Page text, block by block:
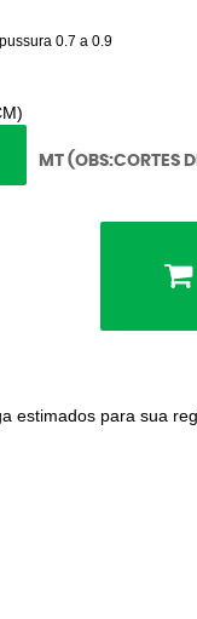
0.7 a 0.9
MT (OBS:CORTES
estimados para sua